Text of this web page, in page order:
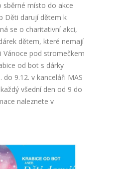
místo do akce
Děti darují dětem k
se o charitativní akci,
dětem, které nemají
pod stromečkem
od bot s dárky
9.12. v kanceláři MAS
všední den od 9 do
naleznete v